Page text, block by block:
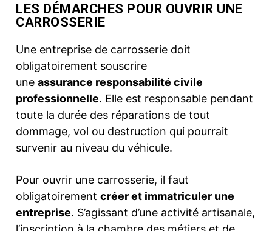
LES DÉMARCHES POUR OUVRIR UNE
CARROSSERIE
Une entreprise de carrosserie doit
obligatoirement souscrire
une assurance responsabilité civile
professionnelle. Elle est responsable pendant
toute la durée des réparations de tout
dommage, vol ou destruction qui pourrait
survenir au niveau du véhicule.
Pour ouvrir une carrosserie, il faut
obligatoirement créer et immatriculer une
entreprise. S’agissant d’une activité artisanale,